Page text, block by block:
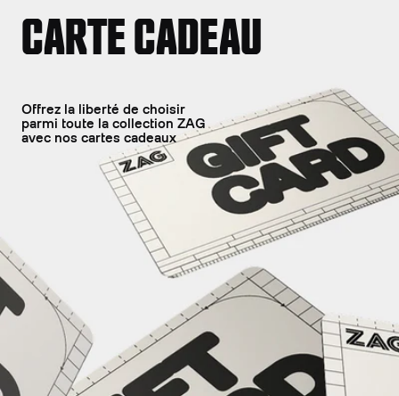
CARTE CADEAU
Offrez la liberté de choisir
parmi toute la collection ZAG
avec nos cartes cadeaux